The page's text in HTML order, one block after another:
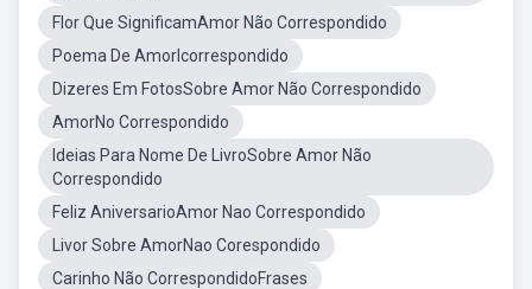
Flor Que SignificamAmor Não Correspondido
Poema De AmorIcorrespondido
Dizeres Em FotosSobre Amor Não Correspondido
AmorNo Correspondido
Ideias Para Nome De LivroSobre Amor Não
Correspondido
Feliz AniversarioAmor Nao Correspondido
Livor Sobre AmorNao Corespondido
Carinho Não CorrespondidoFrases